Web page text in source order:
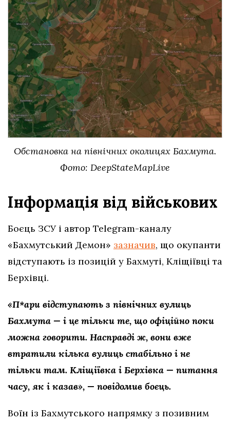
Обстановка на північних околицях Бахмута.
Фото: DeepStateMapLive
Інформація від військових
Боєць ЗСУ і автор Telegram-каналу
«Бахмутський Демон» зазначив, що окупанти
відступають із позицій у Бахмуті, Кліщіївці та
Берхівці.
«П*ари відступають з північних вулиць
Бахмута — і це тільки те, що офіційно поки
можна говорити. Насправді ж, вони вже
втратили кілька вулиць стабільно і не
тільки там. Кліщіївка і Берхівка — питання
часу, як і казав», — повідомив боєць.
Воїн із Бахмутського напрямку з позивним